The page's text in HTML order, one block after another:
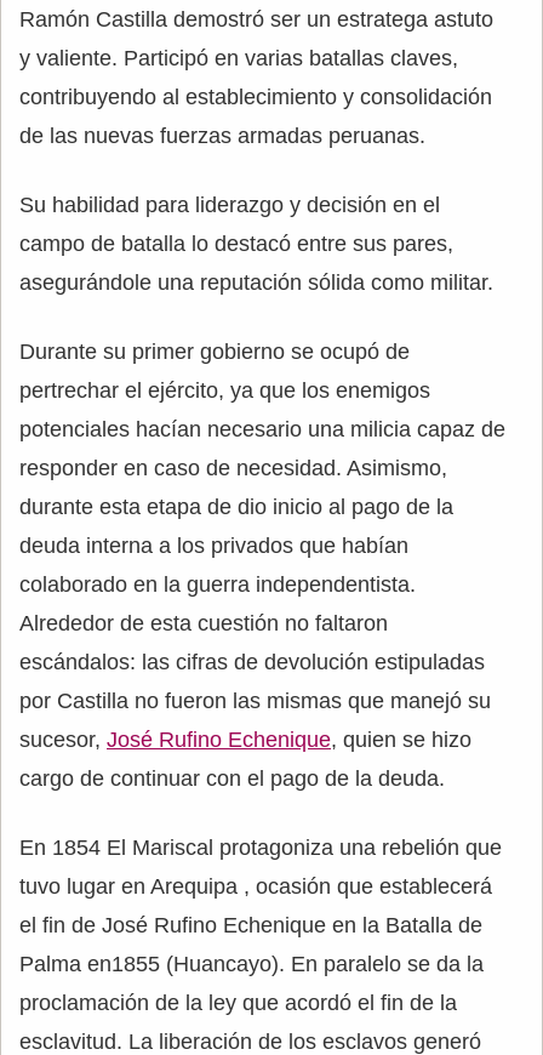
Ramón Castilla demostró ser un estratega astuto
y valiente. Participó en varias batallas claves,
contribuyendo al establecimiento y consolidación
de las nuevas fuerzas armadas peruanas.
Su habilidad para liderazgo y decisión en el
campo de batalla lo destacó entre sus pares,
asegurándole una reputación sólida como militar.
Durante su primer gobierno se ocupó de
pertrechar el ejército, ya que los enemigos
potenciales hacían necesario una milicia capaz de
responder en caso de necesidad. Asimismo,
durante esta etapa de dio inicio al pago de la
deuda interna a los privados que habían
colaborado en la guerra independentista.
Alrededor de esta cuestión no faltaron
escándalos: las cifras de devolución estipuladas
por Castilla no fueron las mismas que manejó su
sucesor, José Rufino Echenique, quien se hizo
cargo de continuar con el pago de la deuda.
En 1854 El Mariscal protagoniza una rebelión que
tuvo lugar en Arequipa , ocasión que establecerá
el fin de José Rufino Echenique en la Batalla de
Palma en1855 (Huancayo). En paralelo se da la
proclamación de la ley que acordó el fin de la
esclavitud. La liberación de los esclavos generó